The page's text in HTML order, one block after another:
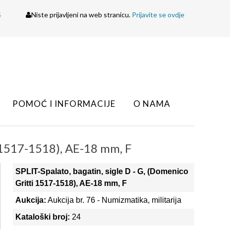
Niste prijavljeni na web stranicu. Prijavite se ovdje
POMOĆ I INFORMACIJE
O NAMA
1518), AE-18 mm, F
SPLIT-Spalato, bagatin, sigle D - G, (Domenico
Gritti 1517-1518), AE-18 mm, F
Aukcija: Aukcija br. 76 - Numizmatika, militarija
Kataloški broj: 24